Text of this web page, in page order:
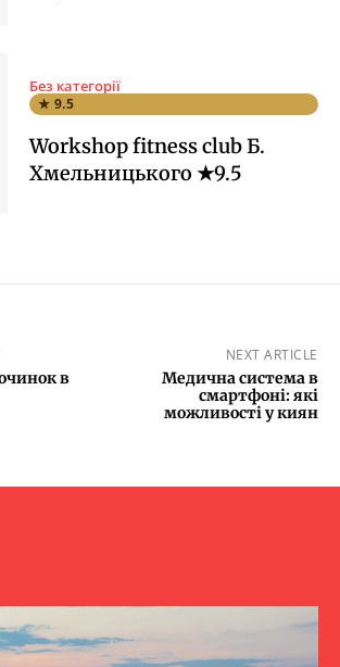
Без категорії
★ 9.5
Workshop fitness club Б.
Хмельницького ★9.5
в
NEXT ARTICLE
Медична система в
смартфоні: які
можливості у киян